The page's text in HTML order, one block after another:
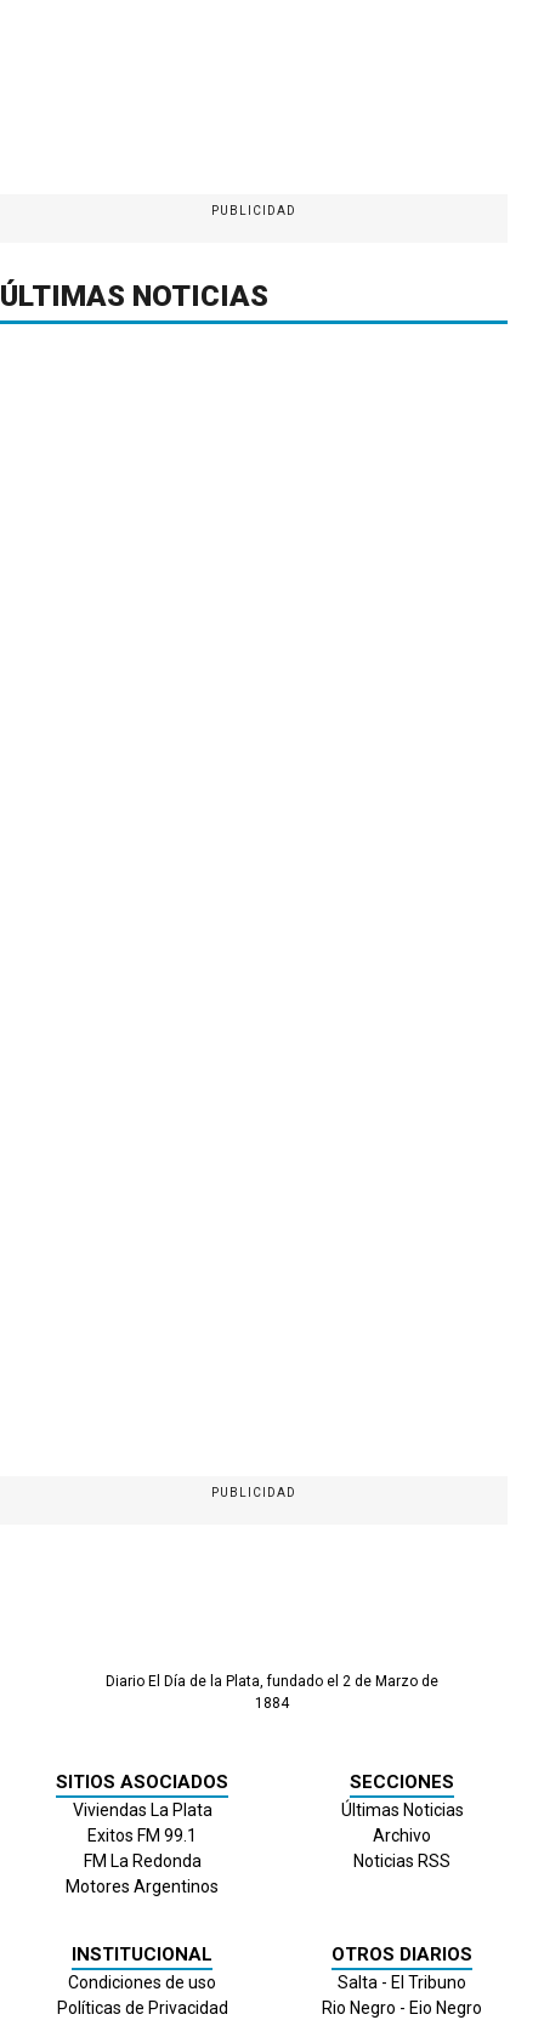
PUBLICIDAD
ÚLTIMAS NOTICIAS
PUBLICIDAD
Diario El Día de la Plata, fundado el 2 de Marzo de
1884
SITIOS ASOCIADOS
Viviendas La Plata
Exitos FM 99.1
FM La Redonda
Motores Argentinos
SECCIONES
Últimas Noticias
Archivo
Noticias RSS
INSTITUCIONAL
Condiciones de uso
Políticas de Privacidad
OTROS DIARIOS
Salta - El Tribuno
Rio Negro - Eio Negro